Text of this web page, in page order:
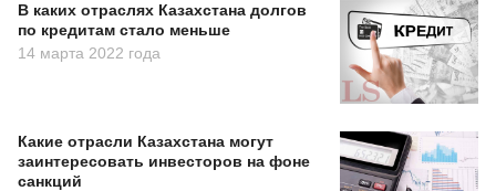
В каких отраслях Казахстана долгов
по кредитам стало меньше
14 марта 2022 года
Какие отрасли Казахстана могут
заинтересовать инвесторов на фоне
санкций